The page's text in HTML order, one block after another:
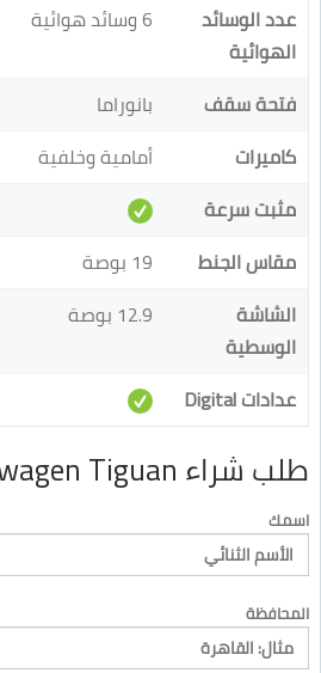
عدد الوسائد
الهوائية
6 وسائد هوائية
فتحة سقف
بانوراما
كاميرات
أمامية وخلفية
مثبت سرعة
مقاس الجنط
19 بوصة
الشاشة
الوسطية
12.9 بوصة
عدادات Digital
طلب شراء Volkswagen Tiguan
اسمك
المحافظة